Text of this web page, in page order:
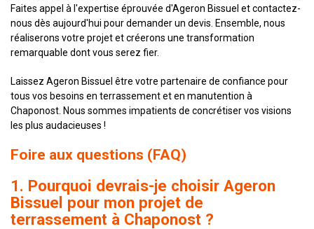
Faites appel à l'expertise éprouvée d'Ageron Bissuel et contactez-
nous dès aujourd'hui pour demander un devis. Ensemble, nous
réaliserons votre projet et créerons une transformation
remarquable dont vous serez fier.
Laissez Ageron Bissuel être votre partenaire de confiance pour
tous vos besoins en terrassement et en manutention à
Chaponost. Nous sommes impatients de concrétiser vos visions
les plus audacieuses !
Foire aux questions (FAQ)
1. Pourquoi devrais-je choisir Ageron
Bissuel pour mon projet de
terrassement à Chaponost ?